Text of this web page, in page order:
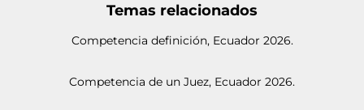
Temas relacionados
Competencia definición, Ecuador 2026.
Competencia de un Juez, Ecuador 2026.